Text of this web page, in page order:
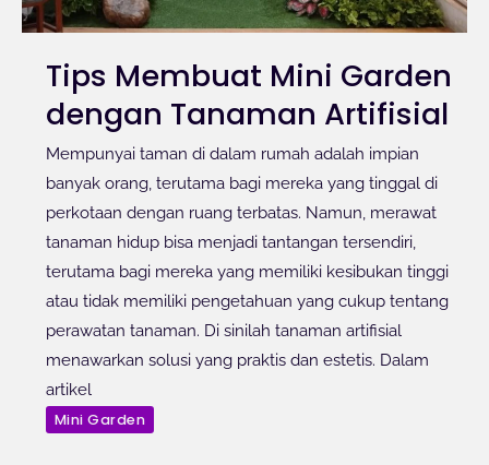
Tips Membuat Mini Garden
dengan Tanaman Artifisial
Mempunyai taman di dalam rumah adalah impian
banyak orang, terutama bagi mereka yang tinggal di
perkotaan dengan ruang terbatas. Namun, merawat
tanaman hidup bisa menjadi tantangan tersendiri,
terutama bagi mereka yang memiliki kesibukan tinggi
atau tidak memiliki pengetahuan yang cukup tentang
perawatan tanaman. Di sinilah tanaman artifisial
menawarkan solusi yang praktis dan estetis. Dalam
artikel
Mini Garden